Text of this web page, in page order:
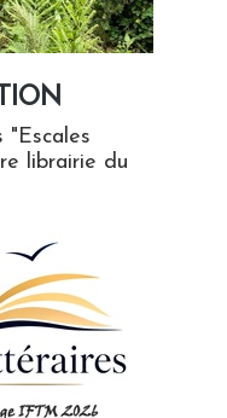
"Escales
librairie du